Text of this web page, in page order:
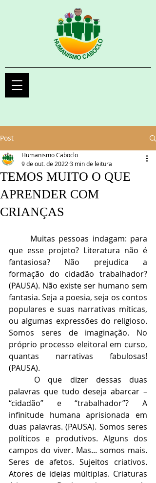
Post
TEMOS MUITO O QUE
APRENDER COM
CRIANÇAS
Humanismo Caboclo
9 de out. de 2022 3 min de leitura
que esse projeto? Literatura não é
fantasiosa? Não prejudica a
formação do cidadão trabalhador?
(PAUSA). Não existe ser humano sem
fantasia. Seja a poesia, seja os contos
populares e suas narrativas míticas,
ou algumas expressões do religioso.
Somos seres de imaginação. No
próprio processo eleitoral em curso,
quantas narrativas fabulosas!
(PAUSA).
palavras que tudo deseja abarcar –
“cidadão” e “trabalhador”? A
infinitude humana aprisionada em
duas palavras. (PAUSA). Somos seres
políticos e produtivos. Alguns dos
campos do viver. Mas... somos mais.
Seres de afetos. Sujeitos criativos.
Atores de ideias múltiplas. Criaturas